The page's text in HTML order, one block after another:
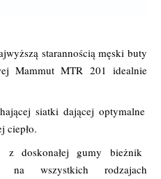
starannością męski buty
Mammut MTR 201 idealnie
siatki dającej optymalne
ciepło.
z doskonałej gumy bieżnik
na wszystkich rodzajach